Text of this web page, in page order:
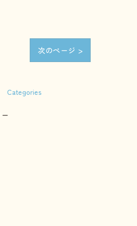
次のページ >
Categories